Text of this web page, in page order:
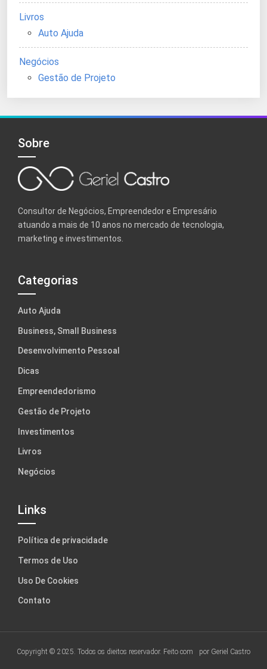
Livros
Auto Ajuda
Negócios
Gestão de Projeto
Sobre
Consultor de Negócios, Empreendedor e Empresário
atuando a mais de 10 anos no mercado de tecnologia,
marketing e investimentos.
Categorias
Auto Ajuda
Business, Small Business
Desenvolvimento Pessoal
Dicas
Empreendedorismo
Gestão de Projeto
Investimentos
Livros
Negócios
Links
Política de privacidade
Termos de Uso
Uso De Cookies
Contato
Copyright © 2025. Todos os dieitos reservador. Feito com por Geriel Castro